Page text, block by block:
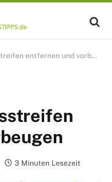
entfernen und vorbeugen
3 Minuten Lesezeit